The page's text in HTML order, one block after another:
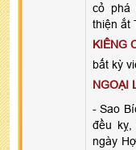
cỏ phá
thiện ắt
KIÊNG
bất kỳ
NGOẠI
- Sao
đều
ngày